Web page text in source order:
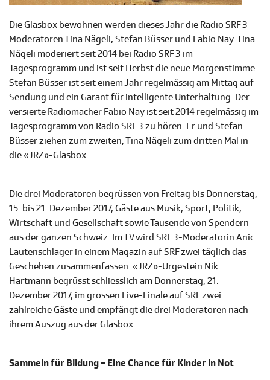
Die Glasbox bewohnen werden dieses Jahr die Radio SRF 3-
Moderatoren Tina Nägeli, Stefan Büsser und Fabio Nay. Tina
Nägeli moderiert seit 2014 bei Radio SRF 3 im
Tagesprogramm und ist seit Herbst die neue Morgenstimme.
Stefan Büsser ist seit einem Jahr regelmässig am Mittag auf
Sendung und ein Garant für intelligente Unterhaltung. Der
versierte Radiomacher Fabio Nay ist seit 2014 regelmässig im
Tagesprogramm von Radio SRF 3 zu hören. Er und Stefan
Büsser ziehen zum zweiten, Tina Nägeli zum dritten Mal in
die «JRZ»-Glasbox.
Die drei Moderatoren begrüssen von Freitag bis Donnerstag,
15. bis 21. Dezember 2017, Gäste aus Musik, Sport, Politik,
Wirtschaft und Gesellschaft sowie Tausende von Spendern
aus der ganzen Schweiz. Im TV wird SRF 3-Moderatorin Anic
Lautenschlager in einem Magazin auf SRF zwei täglich das
Geschehen zusammenfassen. «JRZ»-Urgestein Nik
Hartmann begrüsst schliesslich am Donnerstag, 21.
Dezember 2017, im grossen Live-Finale auf SRF zwei
zahlreiche Gäste und empfängt die drei Moderatoren nach
ihrem Auszug aus der Glasbox.
Sammeln für Bildung – Eine Chance für Kinder in Not